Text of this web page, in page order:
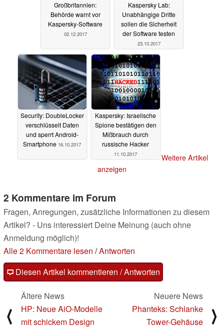
Großbritannien:
Behörde warnt vor
Kaspersky-Software
02.12.2017
Kaspersky Lab:
Unabhängige Dritte
sollen die Sicherheit
der Software testen
23.10.2017
Security: DoubleLocker
verschlüsselt Daten
und sperrt Android-
Smartphone 16.10.2017
Kaspersky: Israelische
Spione bestätigen den
Mißbrauch durch
russische Hacker
11.10.2017
Weitere Artikel
anzeigen
2 Kommentare im Forum
Fragen, Anregungen, zusätzliche Informationen zu diesem
Artikel? - Uns interessiert Deine Meinung (auch ohne
Anmeldung möglich)!
Alle 2 Kommentare lesen /Antworten
Diesen Artikel kommentieren / Antworten
⟨
Ältere News
HP: Neue AiO-Modelle
mit schickem Design
Neuere News
Phanteks: Schlanke
Tower-Gehäuse
⟩